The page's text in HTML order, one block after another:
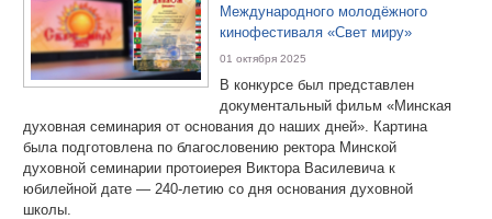
Международного молодёжного
кинофестиваля «Свет миру»
01 октября 2025
В конкурсе был представлен
документальный фильм «Минская
духовная семинария от основания до наших дней». Картина
была подготовлена по благословению ректора Минской
духовной семинарии протоиерея Виктора Василевича к
юбилейной дате — 240-летию со дня основания духовной
школы.